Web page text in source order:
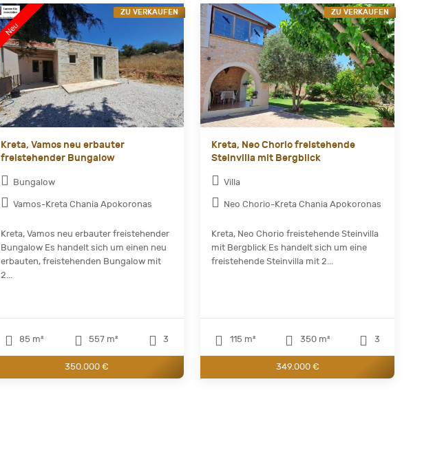
Kreta, Vamos neu erbauter
freistehender Bungalow
Bungalow
Vamos-Kreta Chania Apokoronas
Kreta, Vamos neu erbauter freistehender
Bungalow Es handelt sich um einen neu
erbauten, freistehenden Bungalow mit
2...
85 m² 557 m² 3
350.000 €
ZU VERKAUFEN
Kreta, Neo Chorio freistehende
Steinvilla mit Bergblick
Villa
Neo Chorio-Kreta Chania Apokoronas
Kreta, Neo Chorio freistehende Steinvilla
mit Bergblick Es handelt sich um eine
freistehende Steinvilla mit 2...
115 m² 350 m² 3
349.000 €
ZU VERKAUFEN